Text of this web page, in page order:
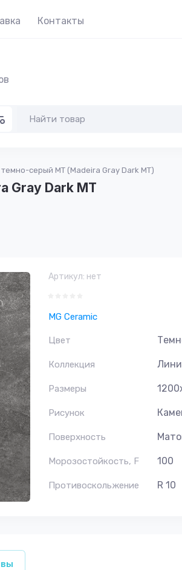
Контакты
серый MT (Madeira Gray Dark MT)
Gray Dark MT
Артикул: нет
MG Ceramic
Цвет
Коллекция
Размеры
Рисунок
Поверхность
Морозостойкость, F 100
Противоскольжение R 10